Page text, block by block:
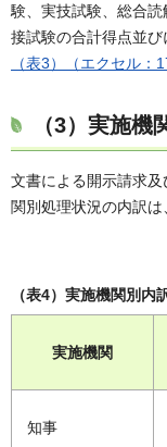
験、実技試験、総合
接試験の合計得点並び
（表3）（エクセル：
（3）実施機
文書による開示請求
関別処理状況の内訳は
（表4）実施機関別
実施機関
知事